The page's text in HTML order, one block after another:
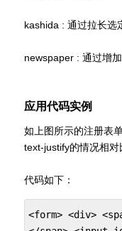
kashida : 通过拉长选
newspaper : 通过增
应用代码实例
如上图所示的注册表
text-justify的情况相对
代码如下：
<form> <div>